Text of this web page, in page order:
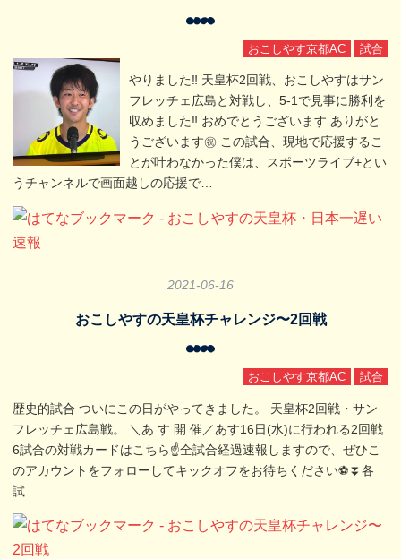
おこしやす京都AC 試合
やりました‼️ 天皇杯2回戦、おこしやすはサン
フレッチェ広島と対戦し、5-1で見事に勝利を
収めました‼️ おめでとうございます ありがと
うございます㊗️ この試合、現地で応援するこ
とが叶わなかった僕は、スポーツライブ+とい
うチャンネルで画面越しの応援で…
2021 -06-16
おこしやすの天皇杯チャレンジ〜2回戦
おこしやす京都AC 試合
歴史的試合 ついにこの日がやってきました。 天皇杯2回戦・サン
フレッチェ広島戦。 ＼あ す 開 催／あす16日(水)に行われる2回戦
6試合の対戦カードはこちら☝️全試合経過速報しますので、ぜひこ
のアカウントをフォローしてキックオフをお待ちください⚽️⏬各
試…